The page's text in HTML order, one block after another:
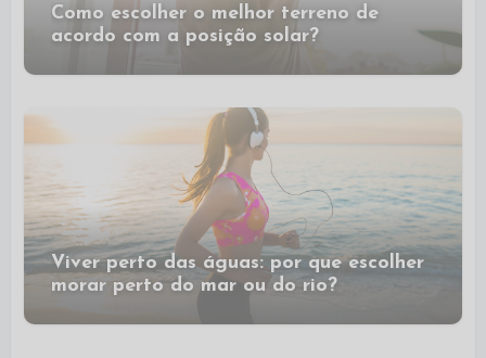
Como escolher o melhor terreno de
acordo com a posição solar?
Viver perto das águas: por que escolher
morar perto do mar ou do rio?